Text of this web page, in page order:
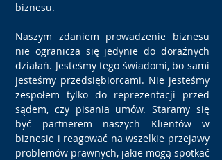
biznesu.
Naszym zdaniem prowadzenie biznesu
nie ogranicza się jedynie do doraźnych
działań. Jesteśmy tego świadomi, bo sami
jesteśmy przedsiębiorcami. Nie jesteśmy
zespołem tylko do reprezentacji przed
sądem, czy pisania umów. Staramy się
być partnerem naszych Klientów w
biznesie i reagować na wszelkie przejawy
problemów prawnych, jakie mogą spotkać